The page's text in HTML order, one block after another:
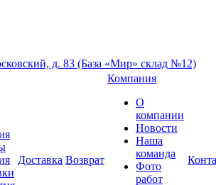
д. 83 (База «Мир» склад №12)
Доставка Возврат
Компания
О
компании
Новости
Наша
команда
Фото
работ